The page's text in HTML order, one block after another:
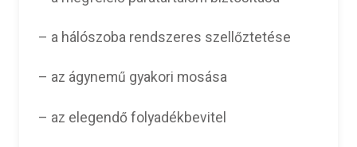
– a hálószoba rendszeres szellőztetése
– az ágynemű gyakori mosása
– az elegendő folyadékbevitel